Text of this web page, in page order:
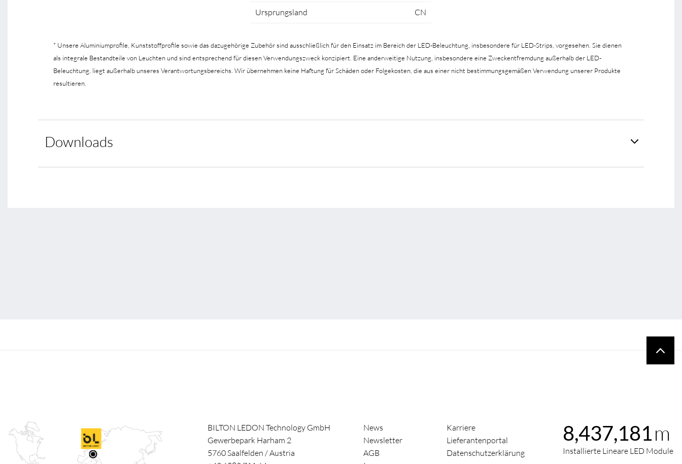
Ursprungsland CN
* Unsere Aluminiumprofile, Kunststoffprofile sowie das dazugehörige Zubehör sind ausschließlich für den Einsatz im Bereich der LED-Beleuchtung, insbesondere für LED-Strips, vorgesehen. Sie dienen
als integrale Bestandteile von Leuchten und sind entsprechend für diesen Verwendungszweck konzipiert. Eine anderweitige Nutzung, insbesondere eine Zweckentfremdung außerhalb der LED-
Beleuchtung, liegt außerhalb unseres Verantwortungsbereichs. Wir übernehmen keine Haftung für Schäden oder Folgekosten, die aus einer nicht bestimmungsgemäßen Verwendung unserer Produkte
resultieren.
Downloads
BILTON LEDON Technology GmbH
Gewerbepark Harham 2
5760Saalfelden /Austria
News
Karriere
Newsletter
Lieferantenportal
AGB
Datenschutzerklärung
8,437,181m
Installierte Lineare LED Module